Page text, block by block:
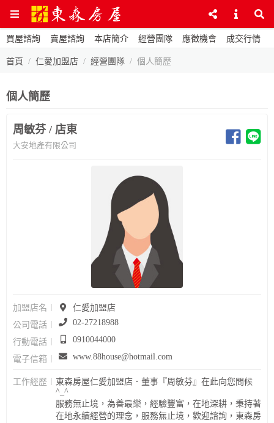
買屋諮詢 賣屋諮詢 本店簡介 經營團隊 應徵機會 成交行情
首頁 仁愛加盟店 經營團隊 個人簡歷
個人簡歷
周敏芬 / 店東
大安地產有限公司
加盟店名︱
仁愛加盟店
公司電話︱
02-27218988
行動電話︱ 0910044000
電子信箱︱ www.88house@hotmail.com
工作經歷︱ 東森房屋仁愛加盟店．董事『周敏芬』在此向您問候
^_^
服務無止境，為善最樂，經驗豐富，在地深耕，秉持著
在地永續經營的理念，服務無止境，歡迎諮詢，東森房